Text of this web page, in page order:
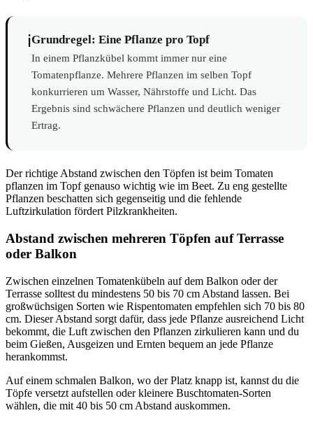
ℹ️Grundregel: Eine Pflanze pro Topf
In einem Pflanzkübel kommt immer nur eine
Tomatenpflanze. Mehrere Pflanzen im selben Topf
konkurrieren um Wasser, Nährstoffe und Licht. Das
Ergebnis sind schwächere Pflanzen und deutlich weniger
Ertrag.
Der richtige Abstand zwischen den Töpfen ist beim Tomaten
pflanzen im Topf genauso wichtig wie im Beet. Zu eng gestellte
Pflanzen beschatten sich gegenseitig und die fehlende
Luftzirkulation fördert Pilzkrankheiten.
Abstand zwischen mehreren Töpfen auf Terrasse
oder Balkon
Zwischen einzelnen Tomatenkübeln auf dem Balkon oder der
Terrasse solltest du mindestens 50 bis 70 cm Abstand lassen. Bei
großwüchsigen Sorten wie Rispentomaten empfehlen sich 70 bis 80
cm. Dieser Abstand sorgt dafür, dass jede Pflanze ausreichend Licht
bekommt, die Luft zwischen den Pflanzen zirkulieren kann und du
beim Gießen, Ausgeizen und Ernten bequem an jede Pflanze
herankommst.
Auf einem schmalen Balkon, wo der Platz knapp ist, kannst du die
Töpfe versetzt aufstellen oder kleinere Buschtomaten-Sorten
wählen, die mit 40 bis 50 cm Abstand auskommen.